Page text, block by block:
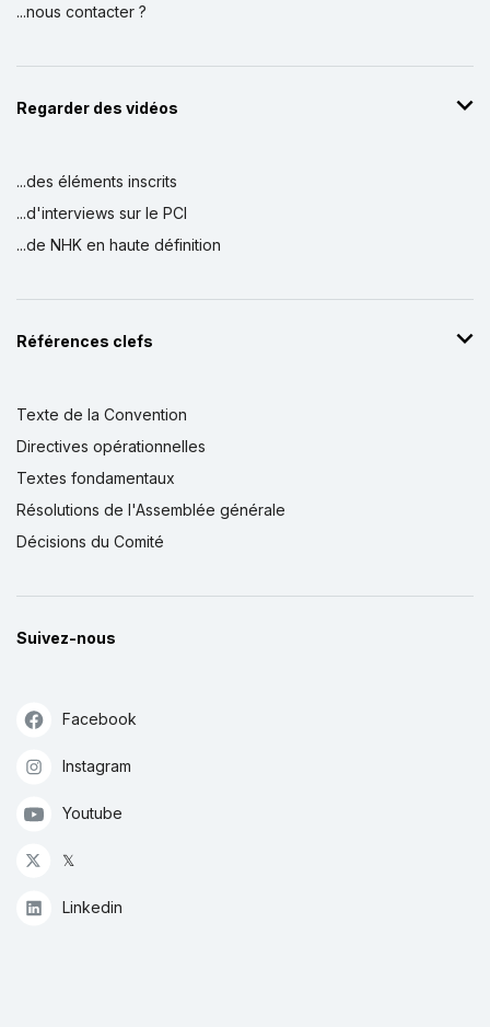
...nous contacter ?
Regarder des vidéos
...des éléments inscrits
...d'interviews sur le PCI
...de NHK en haute définition
Références clefs
Texte de la Convention
Directives opérationnelles
Textes fondamentaux
Résolutions de l'Assemblée générale
Décisions du Comité
Suivez-nous
Facebook
Instagram
Youtube
𝕏
Linkedin